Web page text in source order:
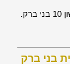
בני ברק